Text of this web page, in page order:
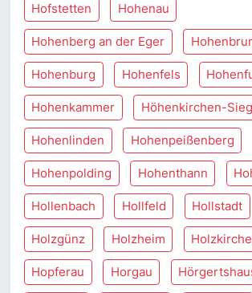
Hofstetten Hohenau
Hohenberg an der Eger
Hohenburg Hohenfels
Hohenkammer Höhenkirchen-
Hohenlinden Hohenpeißenberg
Hohenpolding Hohenthann
Hollenbach Hollfeld Hollstadt
Holzgünz Holzheim
Hopferau Horgau